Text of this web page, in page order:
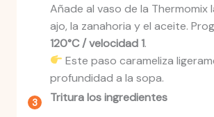
Añade al vaso de la Thermomix
ajo, la zanahoria y el aceite.
120°C / velocidad 1.
Este paso carameliza
profundidad a la sopa.
Tritura los ingredientes